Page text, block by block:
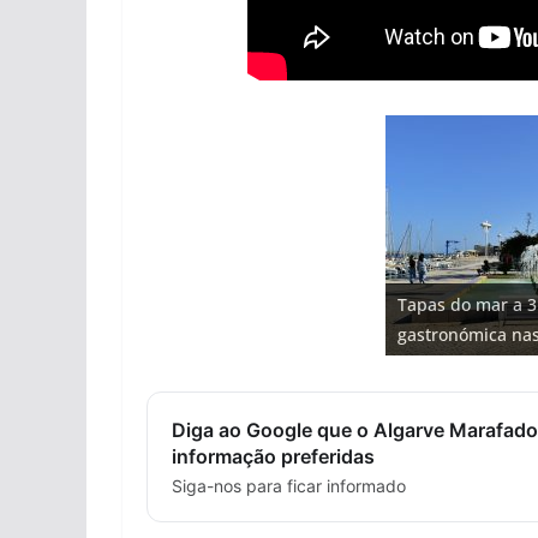
Foto do dia:
entre redes e
Milagre da
Algarve voltam a
Tapas do mar a
gastronómica
Projeto
milhões de
hotéis (com
Tempestades
arribas em risco
Diga ao Google que o Algarve
informação preferidas
Siga-nos para ficar informado